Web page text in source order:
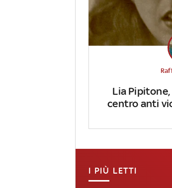
Lia
centro anti
I PIÙ LETTI